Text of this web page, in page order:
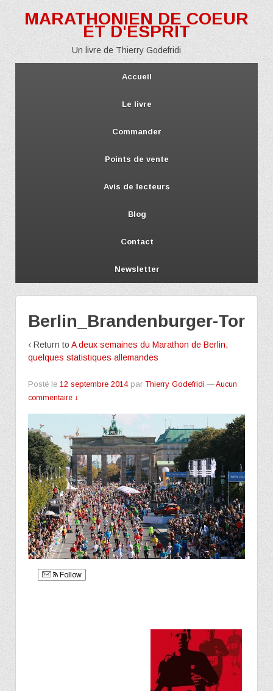
MARATHONIEN DE COEUR
ET D'ESPRIT
Un livre de Thierry Godefridi
Accueil
Le livre
Commander
Points de vente
Avis de lecteurs
Blog
Contact
Newsletter
Berlin_Brandenburger-Tor
‹ Return to A deux semaines du Marathon de Berlin,
quelques statistiques allemandes
Posté le 12 septembre 2014par Thierry Godefridi —Aucun
commentaire ↓
Follow